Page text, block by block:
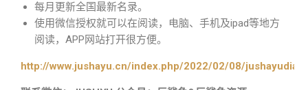
每月更新全国最新名录。
使用微信授权就可以在阅读，电脑、手机及ipad等地方
阅读，APP网站打开很方便。
http://www.jushayu.cn/index.php/2022/02/08/